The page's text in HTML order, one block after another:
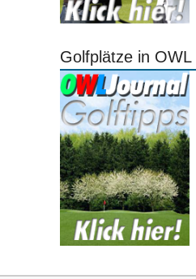
Golfplätze in OWL